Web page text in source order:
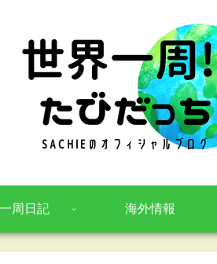
周日記 海外情報